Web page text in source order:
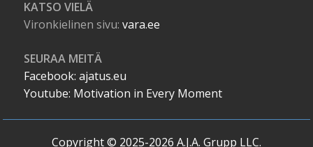
KATSO VIELÄ
Vironkielinen sivu:vara.ee
SEURAA MEITÄ
Facebook: ajatus.eu
Youtube: Motivation in Every Moment
Copyright © 2025-2026 A.J.A. Grupp LLC.